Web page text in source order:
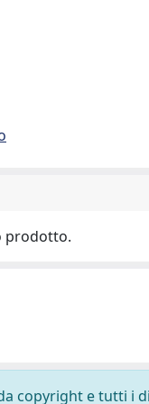
prodotto.
copyright e tutti i